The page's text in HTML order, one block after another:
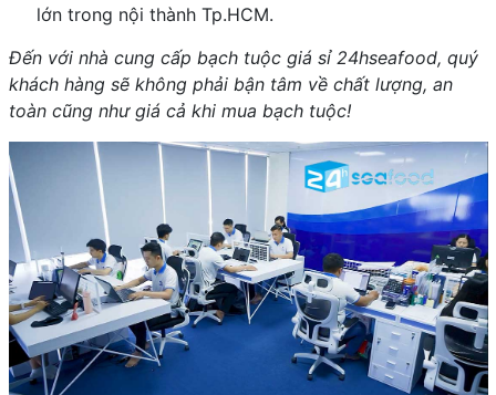
lớn trong nội thành Tp.HCM.
Đến với nhà cung cấp bạch tuộc giá sỉ 24hseafood, quý
khách hàng sẽ không phải bận tâm về chất lượng, an
toàn cũng như giá cả khi mua bạch tuộc!